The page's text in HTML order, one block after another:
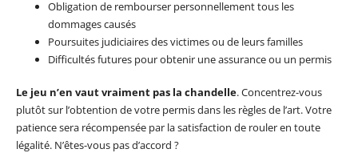
Obligation de rembourser personnellement tous les
dommages causés
Poursuites judiciaires des victimes ou de leurs familles
Difficultés futures pour obtenir une assurance ou un permis
Le jeu n’en vaut vraiment pas la chandelle. Concentrez-vous
plutôt sur l’obtention de votre permis dans les règles de l’art. Votre
patience sera récompensée par la satisfaction de rouler en toute
légalité. N’êtes-vous pas d’accord ?